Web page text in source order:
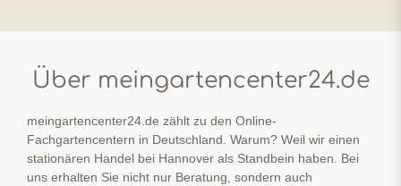
Über meingartencenter24.de
meingartencenter24.de zählt zu den Online-
Fachgartencentern in Deutschland. Warum? Weil wir einen
stationären Handel bei Hannover als Standbein haben. Bei
uns erhalten Sie nicht nur Beratung, sondern auch